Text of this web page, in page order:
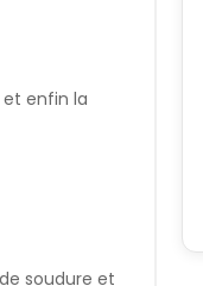
enfin la
soudure et